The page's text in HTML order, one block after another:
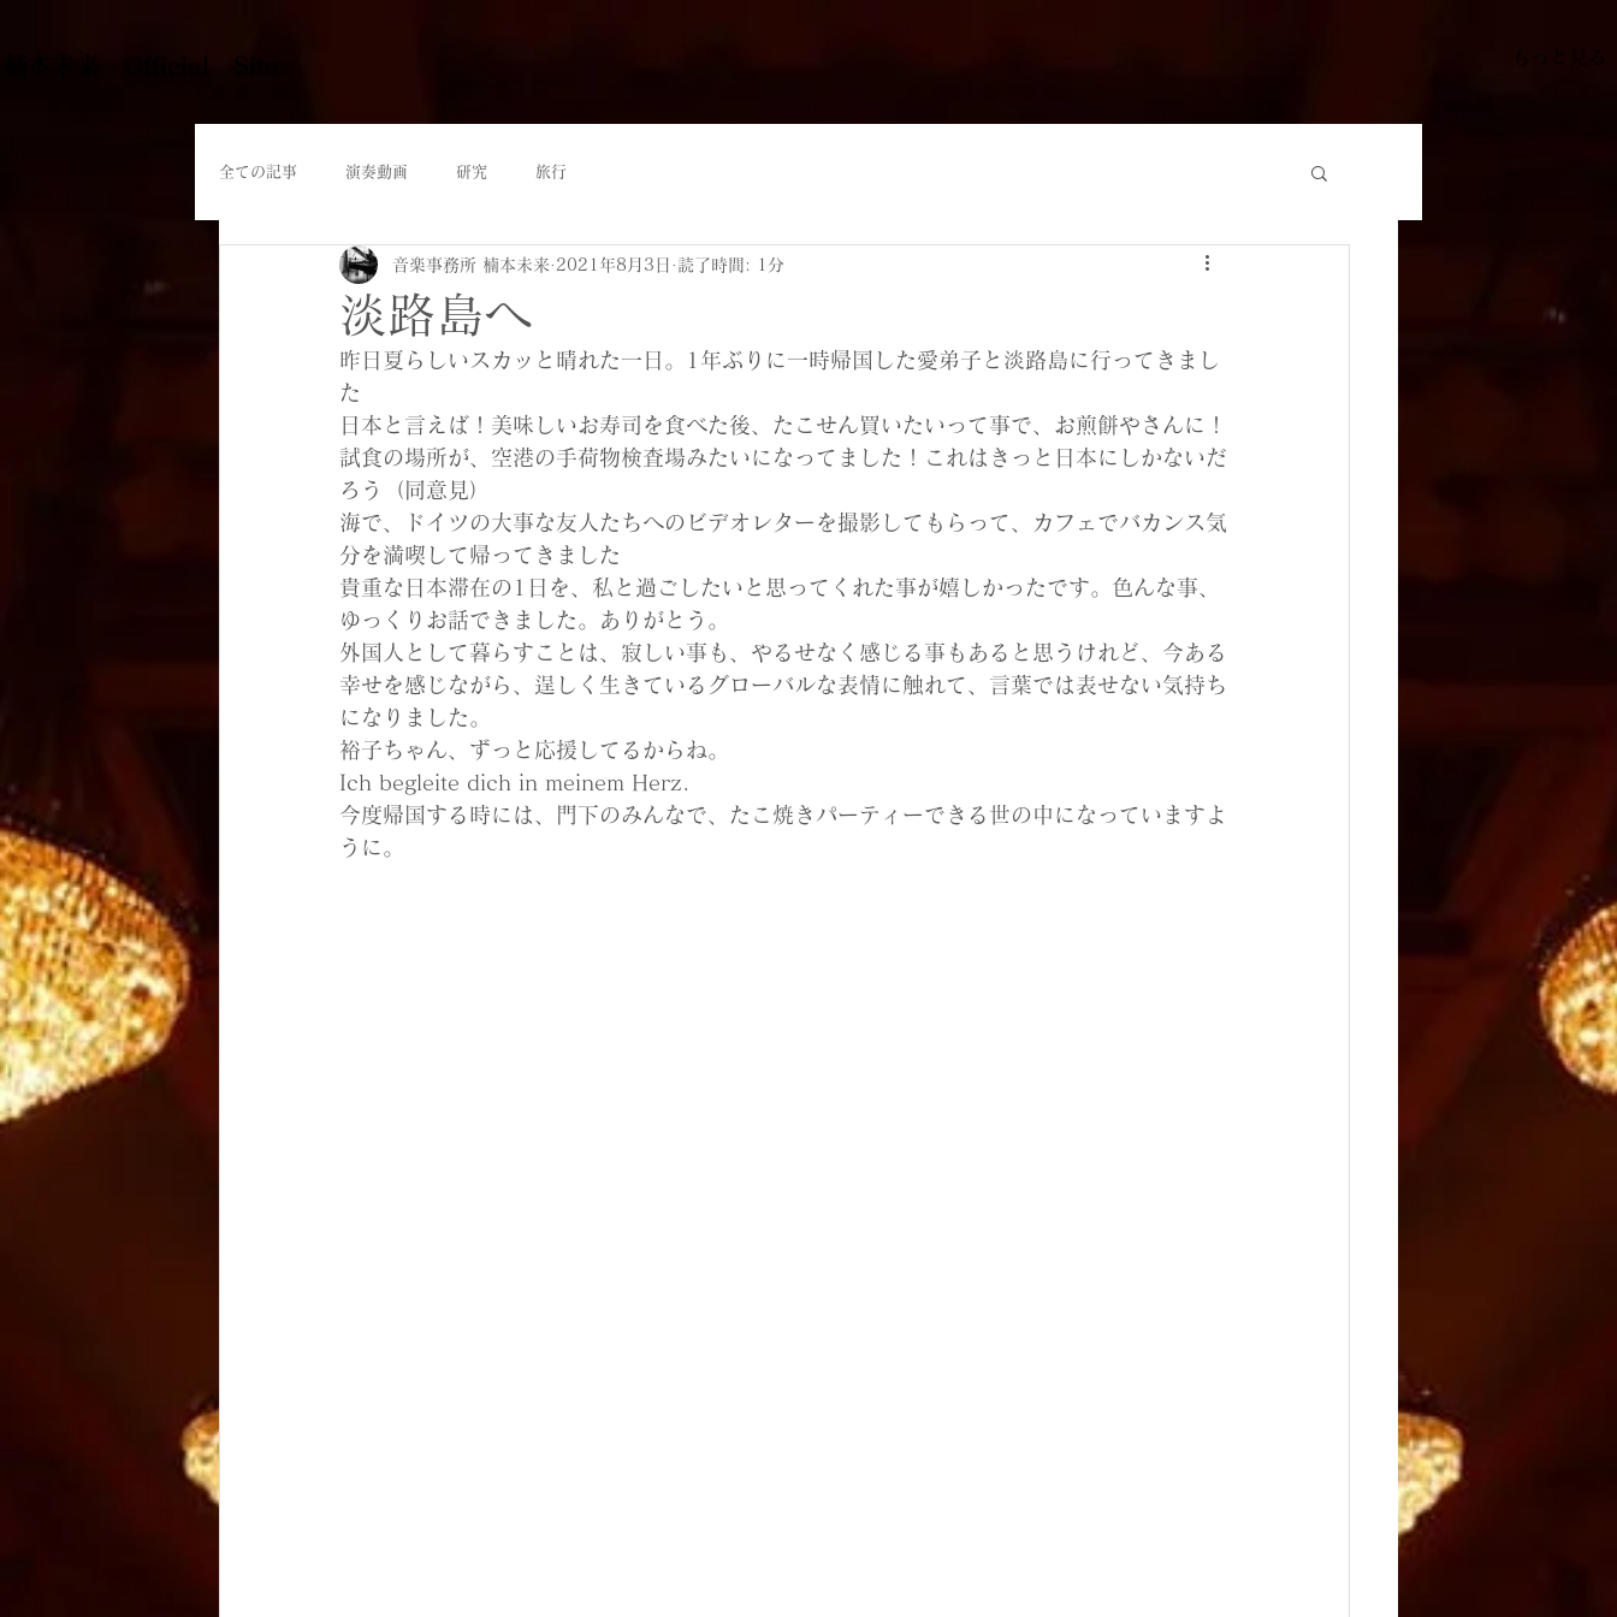
もっと見る
全ての記事 演奏動画 研究 旅行
淡路島へ
音楽事務所 楠本未来 2021年8月3日 読了時間: 1分
昨日夏らしいスカッと晴れた一日。1年ぶりに一時帰国した愛弟子と淡路島に行ってきまし
た
日本と言えば！美味しいお寿司を食べた後、たこせん買いたいって事で、お煎餅やさんに！
試食の場所が、空港の手荷物検査場みたいになってました！これはきっと日本にしかないだ
ろう（同意見）
海で、ドイツの大事な友人たちへのビデオレターを撮影してもらって、カフェでバカンス気
分を満喫して帰ってきました
貴重な日本滞在の1日を、私と過ごしたいと思ってくれた事が嬉しかったです。色んな事、
ゆっくりお話できました。ありがとう。
外国人として暮らすことは、寂しい事も、やるせなく感じる事もあると思うけれど、今ある
幸せを感じながら、逞しく生きているグローバルな表情に触れて、言葉では表せない気持ち
になりました。
裕子ちゃん、ずっと応援してるからね。
Ich begleite dich in meinem Herz.
今度帰国する時には、門下のみんなで、たこ焼きパーティーできる世の中になっていますよ
うに。